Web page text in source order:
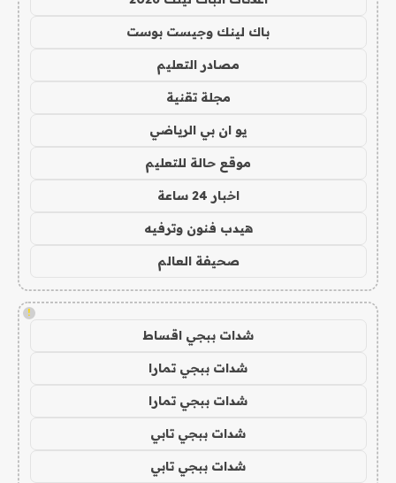
باك لينك وجيست بوست
مصادر التعليم
مجلة تقنية
يو ان بي الرياضي
موقع حالة للتعليم
اخبار 24 ساعة
هيدب فنون وترفيه
صحيفة العالم
!
شدات ببجي اقساط
شدات ببجي تمارا
شدات ببجي تمارا
شدات ببجي تابي
شدات ببجي تابي